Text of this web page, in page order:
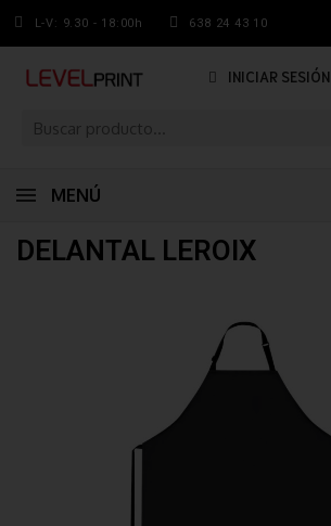
L-V: 9.30 - 18:00h 638 24 43 10
INICIAR SESIÓN
MENÚ
DELANTAL LEROIX